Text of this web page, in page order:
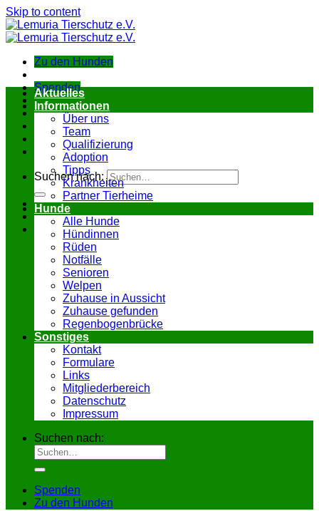
Skip to content
Zu den Hunden
Spenden
Suchen nach:
Aktuelles
Informationen
Über uns
Team
Qualifizierung
Adoption
Tipps
Krankheiten
Partner Tierheime
Hunde
Alle Hunde
Hündinnen
Rüden
Notfälle
Senioren
Welpen
Zuhause in Aussicht
Zuhause gefunden
Regenbogenbrücke
Sonstiges
Kontakt
Formulare
Links
Mitgliederbereich
Datenschutz
Impressum
Suchen nach:
Spenden
Zu den Hunden